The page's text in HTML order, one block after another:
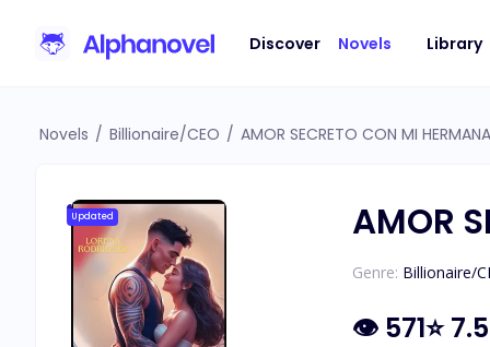
Discover Novels Library
Novels / Billionaire/CEO / AMOR SECRETO CON MI
Updated AMOR
Genre: Billionaire/
👁 571⭐7.5